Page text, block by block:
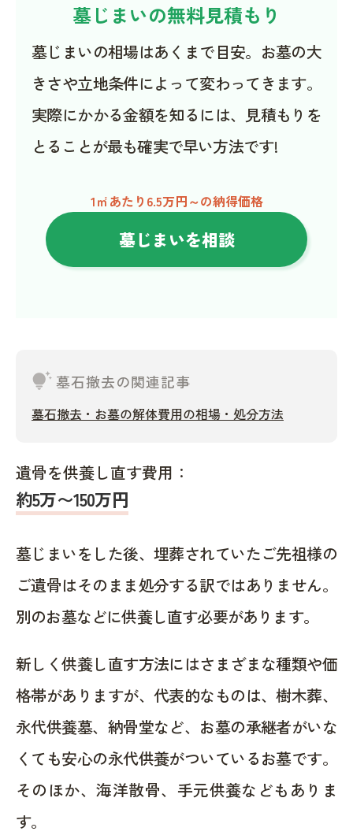
墓じまいの無料見積もり
墓じまいの相場はあくまで目安。お墓の大
きさや立地条件によって変わってきます。
実際にかかる金額を知るには、見積もりを
とることが最も確実で早い方法です!
1㎡あたり6.5万円～の納得価格
墓じまいを相談
tips_and_updates墓石撤去の関連記事
墓石撤去・お墓の解体費用の相場・処分方法
遺骨を供養し直す費用：
約5万〜150万円
墓じまいをした後、埋葬されていたご先祖様の
ご遺骨はそのまま処分する訳ではありません。
別のお墓などに供養し直す必要があります。
新しく供養し直す方法にはさまざまな種類や価
格帯がありますが、代表的なものは、樹木葬、
永代供養墓、納骨堂など、お墓の承継者がいな
くても安心の永代供養がついているお墓です。
そのほか、海洋散骨、手元供養などもありま
す。